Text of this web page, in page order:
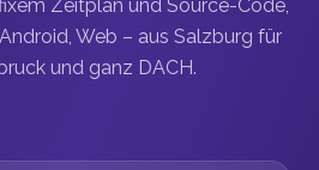
Zeitplan und Source-Code,
Web – aus Salzburg für
und ganz DACH.